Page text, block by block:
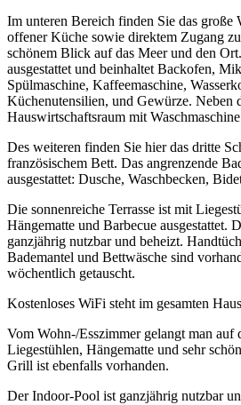
Im unteren Bereich finden Sie das große
offener Küche sowie direktem Zugang
schönem Blick auf das Meer und den
ausgestattet und beinhaltet Backofen,
Spülmaschine, Kaffeemaschine,
Küchenutensilien, und Gewürze. Neben
Hauswirtschaftsraum mit
Des weiteren finden Sie hier das dritte
französischem Bett. Das angrenzende
ausgestattet: Dusche, Waschbecken,
Die sonnenreiche Terrasse ist mit
Hängematte und Barbecue ausgestattet.
ganzjährig nutzbar und beheizt.
Bademantel und Bettwäsche sind
wöchentlich getauscht.
Kostenloses WiFi steht im gesamten
Vom Wohn-/Esszimmer gelangt man auf
Liegestühlen, Hängematte und sehr
Grill ist ebenfalls vorhanden.
Der Indoor-Pool ist ganzjährig nutzbar